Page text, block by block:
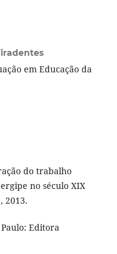
em Educação da
do trabalho
no século XIX
2013.
Paulo: Editora